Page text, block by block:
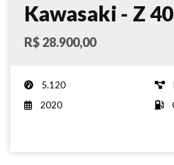
Kawasaki - Z
2020
R$ 28.900,00
5.120
2020